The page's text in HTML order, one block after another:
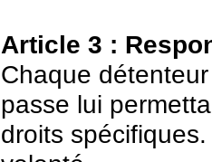
Article 3 :
Chaque
passe lui
droits